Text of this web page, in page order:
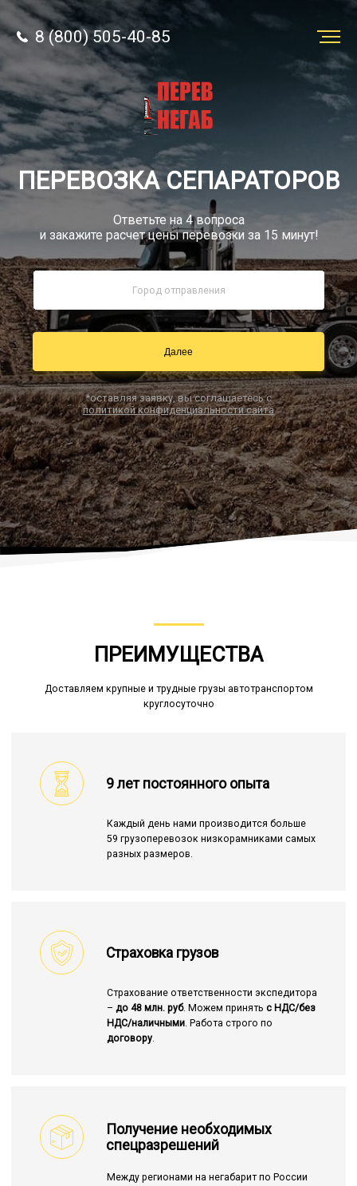
8 (800) 505-40-85
Звонок по РФ бесплатно
sale@simtruck-negabarit.ru
Заказать звонок
Заказать
перевозку
Грузы
8 (800) 505-40-85
ПЕРЕВОЗКА СЕПАРАТОРОВ
Ответьте на 4 вопроса
и закажите расчет цены перевозки за 15 минут!
Далее
*оставляя заявку, вы соглашаетесь с
политикой конфиденциальности сайта
ПРЕИМУЩЕСТВА
Доставляем крупные и трудные грузы автотранспортом
круглосуточно
9 лет постоянного опыта
Каждый день нами производится больше
59 грузоперевозок низкорамниками самых
разных размеров.
Страховка грузов
Страхование ответственности экспедитора
– до 48 млн. руб. Можем принять с НДС/без
НДС/наличными. Работа строго по
договору.
Получение необходимых
спецразрешений
Между регионами на негабарит по России